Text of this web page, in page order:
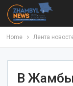
Home Лента
В